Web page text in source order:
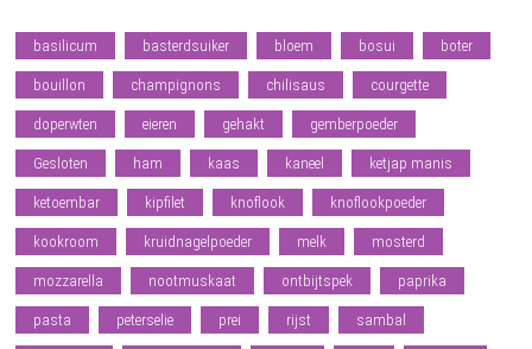
basilicum basterdsuiker bloem bosui boter
bouillon champignons chilisaus courgette
doperwten eieren gehakt gemberpoeder
Gesloten ham kaas kaneel ketjap manis
ketoembar kipfilet knoflook knoflookpoeder
kookroom kruidnagelpoeder melk mosterd
mozzarella nootmuskaat ontbijtspek paprika
pasta peterselie prei rijst sambal